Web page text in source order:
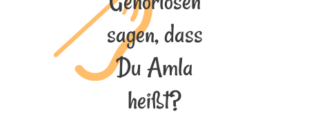
sagen, dass
Du Amla
heißt?